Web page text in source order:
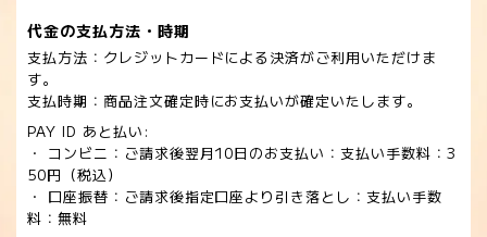
代金の支払方法・時期
支払方法：クレジットカードによる決済がご利用いただけま
す。
支払時期：商品注文確定時にお支払いが確定いたします。
PAY ID あと払い:
・ コンビニ：ご請求後翌月10日のお支払い：支払い手数料：3
50円（税込）
・ 口座振替：ご請求後指定口座より引き落とし：支払い手数
料：無料